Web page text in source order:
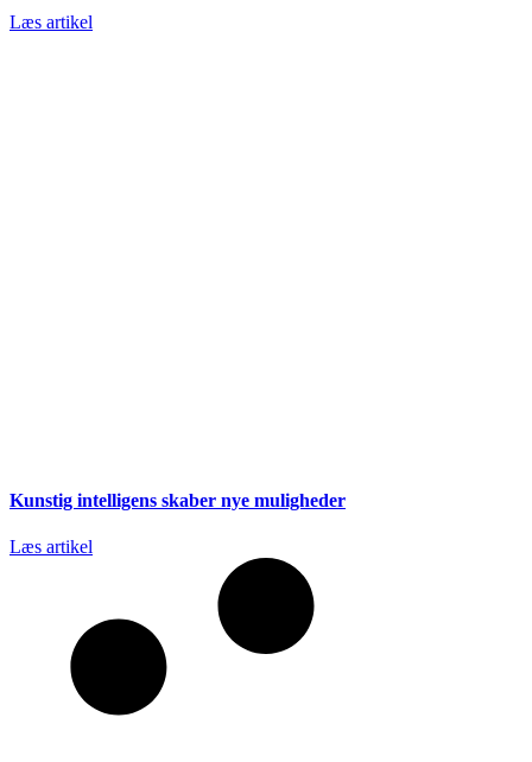
Læs artikel
Kunstig intelligens skaber nye muligheder
Læs artikel